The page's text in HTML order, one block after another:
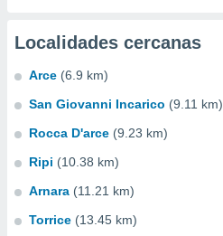
Localidades cercanas
Arce (6.9 km)
San Giovanni Incarico (9.11 km)
Rocca D'arce (9.23 km)
Ripi (10.38 km)
Arnara (11.21 km)
Torrice (13.45 km)